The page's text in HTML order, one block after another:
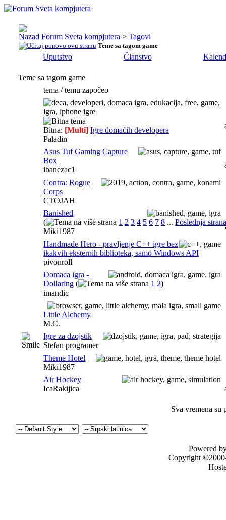
Forum Sveta kompjutera > Tagovi
Teme sa tagom game
Uputstvo Članstvo
Teme sa tagom game
tema / temu započeo
Bitna: [Multi] Igre domaćih developera
Paladin
Asus Tuf Gaming Capture
Box
ibanezac1
Contra: Rogue
Corps
CTOJAH
Banished
(
1 2 3 4 5 6 7 8 ...Poslednja
Miki1987
Handmade Hero - pravljenje C++ igre bez
ikakvih eksternih biblioteka, samo Windows API
pivonroll
Domaca igra -
Dollaring ( 1 2)
imandic
Little Alchemy
M.C.
Igre za dzojstik
Stefan programer
Theme Hotel
Miki1987
Air Hockey
IcaRakijica
Sva vremena
Powered
Copyright